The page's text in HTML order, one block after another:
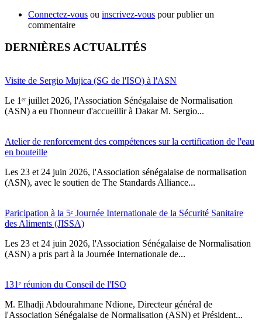
Connectez-vous ou inscrivez-vous pour publier un
commentaire
DERNIÈRES ACTUALITÉS
Visite de Sergio Mujica (SG de l'ISO) à l'ASN
Le 1ᵉʳ juillet 2026, l'Association Sénégalaise de Normalisation
(ASN) a eu l'honneur d'accueillir à Dakar M. Sergio...
Atelier de renforcement des compétences sur la certification de l'eau
en bouteille
Les 23 et 24 juin 2026, l'Association sénégalaise de normalisation
(ASN), avec le soutien de The Standards Alliance...
Paricipation à la 5ᵉ Journée Internationale de la Sécurité Sanitaire
des Aliments (JISSA)
‎Les 23 et 24 juin 2026, l'Association Sénégalaise de Normalisation
(ASN) a pris part à la Journée Internationale de...
131ᵉ réunion du Conseil de l'ISO
M. Elhadji Abdourahmane Ndione, Directeur général de
l'Association Sénégalaise de Normalisation (ASN) et Président...